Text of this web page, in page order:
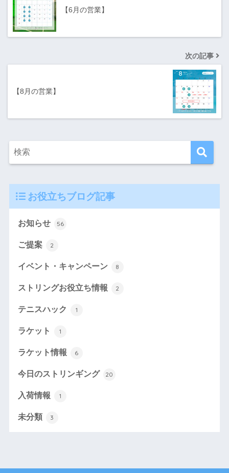
【6月の営業】
次の記事
【8月の営業】
お役立ちブログ記事
お知らせ 56
ご提案 2
イベント・キャンペーン 8
ストリングお役立ち情報 2
テニスハック 1
ラケット 1
ラケット情報 6
今日のストリンギング 20
入荷情報 1
未分類 3